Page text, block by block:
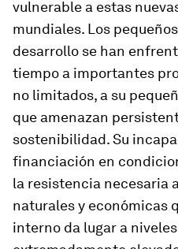
vulnerable a estas
mundiales. Los
desarrollo se han
tiempo a importantes
no limitados, a su
que amenazan
sostenibilidad. Su
financiación en
la resistencia necesaria
naturales y económicas
interno da lugar a